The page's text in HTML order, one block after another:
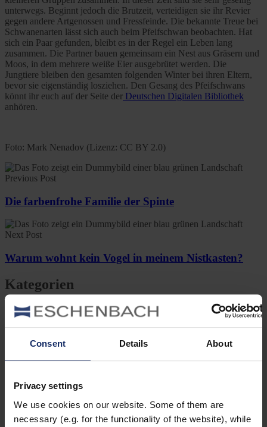
Consent Details About
Privacy settings
We use cookies on our website. Some of them are
necessary (e.g. for the functionality of the website), while
unterwegs. Beginnt jedoch die Brutzeit, verteidigen sie ihr Revier
gegen andere Artgenossen und Fressfeinde. Die bekannte Treue bei
Schwanenarten lässt sich auch beim Pfeifschwan beobachten. Hat
sich ein Paar gefunden, bleibt es in der Regel ein Leben lang
zusammen. Die Partner bauen gemeinsam ein Nest aus Gräsern und
Moos, in dem mehrere weiße Eier ausgebrütet werden. Die
Jungtiere bleiben den gesamten folgenden Winter bei ihren Eltern,
bevor sie eigenständig losziehen. Den Gesang des Pfeifschwans
könnt ihr euch auf der Seite der Deutschen Digitalen Bibliothek
anhören.
Foto: Mark Nenadov (Lizenz: CC BY 2.0)
Previous Post
Die farbenfrohe Familie der Spinte
Next Post
Warum wohnt kein Vogel in meinem Nistkasten?
Kategorien
Ausrüstung
Naturwelt
Neu
Reisen
Vogel der Woche
Vogelwelt
Neueste Beiträge